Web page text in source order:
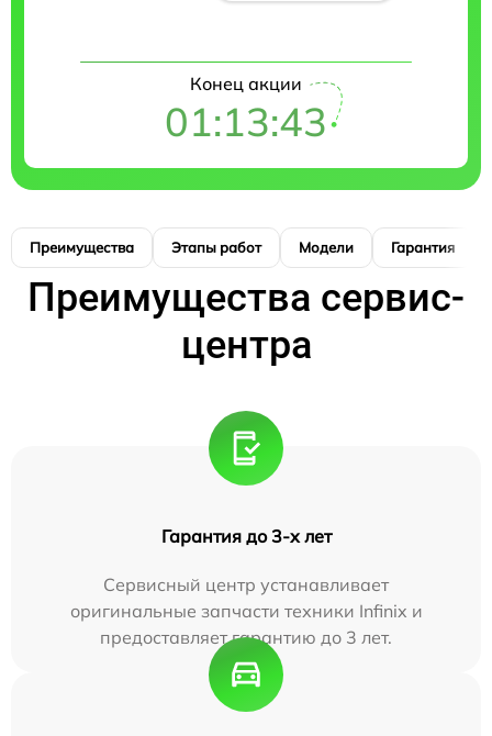
Конец акции
01:13:42
Преимущества Этапы работ Модели Гарантия
Преимущества сервис-
центра
Гарантия до 3-х лет
Сервисный центр устанавливает
оригинальные запчасти техники Infinix и
предоставляет гарантию до 3 лет.